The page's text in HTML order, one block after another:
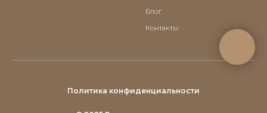
Блог
Контакты
Политика конфиденциальности